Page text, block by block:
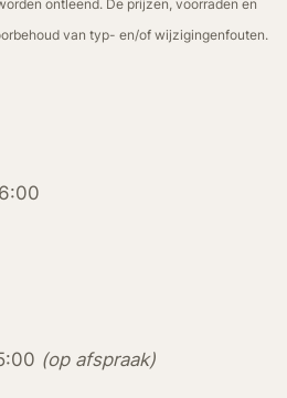
ontleend. De prijzen, voorraden en
van typ- en/of wijzigingenfouten.
(op afspraak)